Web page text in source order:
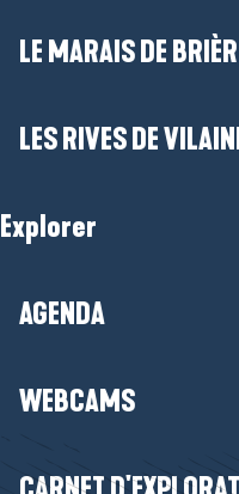
LE MARAIS DE
LES RIVES DE
Explorer
AGENDA
WEBCAMS